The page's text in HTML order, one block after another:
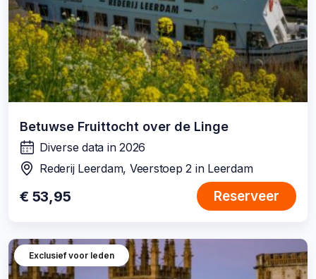
Betuwse Fruittocht over de Linge
wanneer:
Diverse data in 2026
locatie:
Rederij Leerdam, Veerstoep 2 in Leerdam
€ 53,95 Reserveer
Exclusief voor leden